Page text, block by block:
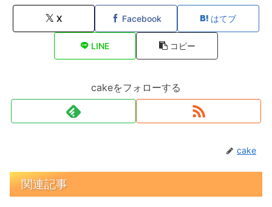
X Facebook はてブ
LINE コピー
cakeをフォローする
cake
関連記事